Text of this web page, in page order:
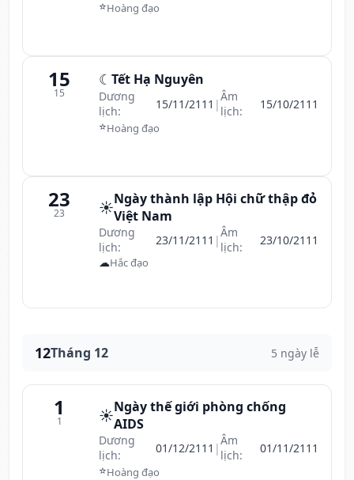
⭐Hoàng đạo
15
15
☾ Tết Hạ Nguyên
Dương
lịch:
15/11/2111 |Âm
lịch:
15/10/2111
⭐Hoàng đạo
23
23 ☀️Ngày thành lập Hội chữ thập đỏ
Việt Nam
Dương
lịch:
23/11/2111 |Âm
lịch:
23/10/2111
☁Hắc đạo
12Tháng 12 5 ngày lễ
1
1 ☀️Ngày thế giới phòng chống
AIDS
Dương
lịch:
01/12/2111 |Âm
lịch:
01/11/2111
⭐Hoàng đạo